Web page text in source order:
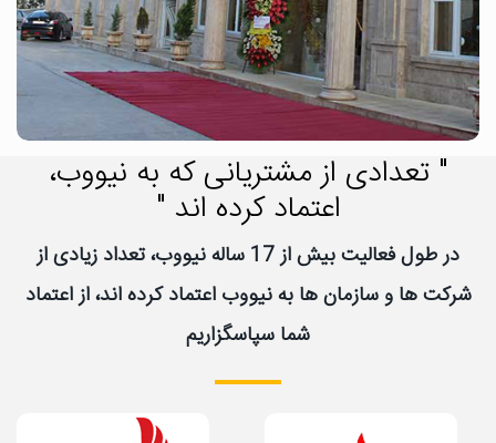
" تعدادی از مشتریانی که به نیووب،
اعتماد کرده اند "
در طول فعالیت بیش از 17 ساله نیووب، تعداد زیادی از
شرکت ها و سازمان ها به نیووب اعتماد کرده اند، از اعتماد
شما سپاسگزاریم